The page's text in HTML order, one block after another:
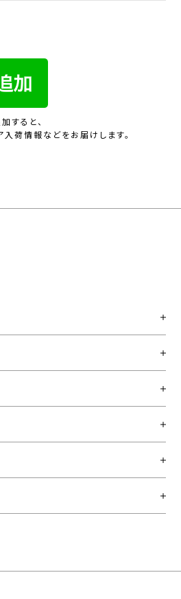
すると、
荷情報などをお届けします。